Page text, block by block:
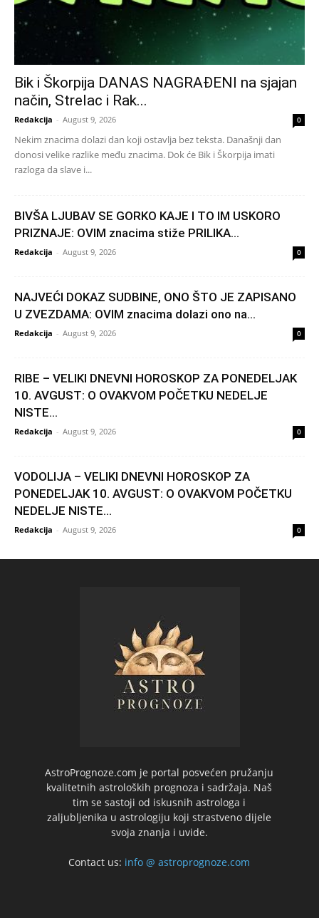
Bik i Škorpija DANAS NAGRAĐENI na sjajan
način, Strelac i Rak...
Redakcija - August 9, 2026 0
Nekim znacima dolazi dan koji ostavlja bez teksta. Današnji dan
donosi velike razlike među znacima. Dok će Bik i Škorpija imati
razloga da slave i...
BIVŠA LJUBAV SE GORKO KAJE I TO IM USKORO
PRIZNAJE: OVIM znacima stiže PRILIKA...
Redakcija - August 9, 2026 0
NAJVEĆI DOKAZ SUDBINE, ONO ŠTO JE ZAPISANO
U ZVEZDAMA: OVIM znacima dolazi ono na...
Redakcija - August 9, 2026 0
RIBE – VELIKI DNEVNI HOROSKOP ZA PONEDELJAK
10. AVGUST: O OVAKVOM POČETKU NEDELJE
NISTE...
Redakcija - August 9, 2026 0
VODOLIJA – VELIKI DNEVNI HOROSKOP ZA
PONEDELJAK 10. AVGUST: O OVAKVOM POČETKU
NEDELJE NISTE...
Redakcija - August 9, 2026 0
AstroPrognoze.com je portal posvećen pružanju
kvalitetnih astroloških prognoza i sadržaja. Naš
tim se sastoji od iskusnih astrologa i
zaljubljenika u astrologiju koji strastveno dijele
svoja znanja i uvide.
Contact us: info @ astroprognoze.com